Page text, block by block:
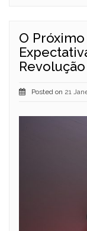
O
Posted on 21